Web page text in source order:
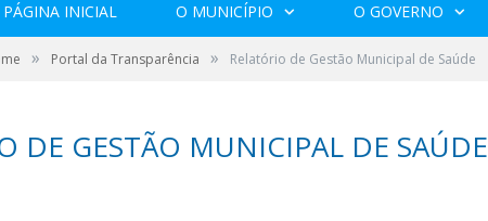
PÁGINA INICIAL O MUNICÍPIO O GOVERNO
» Portal da Transparência » Relatório de Gestão Municipal de Saúde
DE GESTÃO MUNICIPAL DE SAÚDE